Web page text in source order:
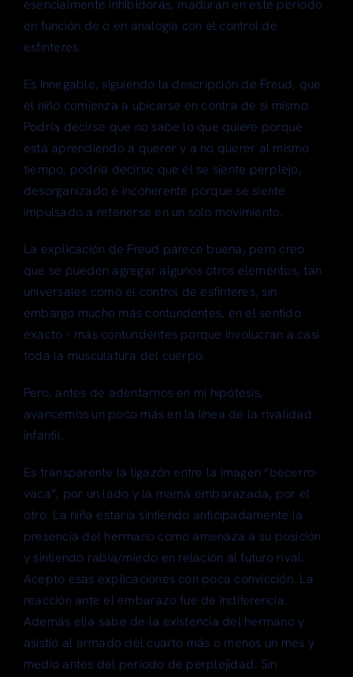
esencialmente inhibidoras, maduran en este período
en función de o en analogía con el control de
esfínteres.
Es innegable, siguiendo la descripción de Freud, que
el niño comienza a ubicarse en contra de si mismo.
Podría decirse que no sabe lo que quiere porque
está aprendiendo a querer y a no querer al mismo
tiempo, podría decirse que él se siente perplejo,
desorganizado e incoherente porque se siente
impulsado a retenerse en un solo movimiento.
La explicación de Freud parece buena, pero creo
que se pueden agregar algunos otros elementos, tan
universales como el control de esfinteres, sin
embargo mucho más contundentes, en el sentido
exacto – más contundentes porque involucran a casi
toda la musculatura del cuerpo.
Pero, antes de adentarnos en mi hipótesis,
avancemos un poco más en la línea de la rivalidad
infantil.
Es transparente la ligazón entre la imagen “becerro-
vaca”, por un lado y la mamá embarazada, por el
otro. La niña estaría sintiendo anticipadamente la
presencia del hermano como amenaza a su posición
y sintiendo rabia/miedo en relación al futuro rival.
Acepto esas explicaciones con poca convicción. La
reacción ante el embarazo fue de indiferencia.
Además ella sabe de la existencia del hermano y
asistió al armado del cuarto más o menos un mes y
medio antes del periodo de perplejidad. Sin